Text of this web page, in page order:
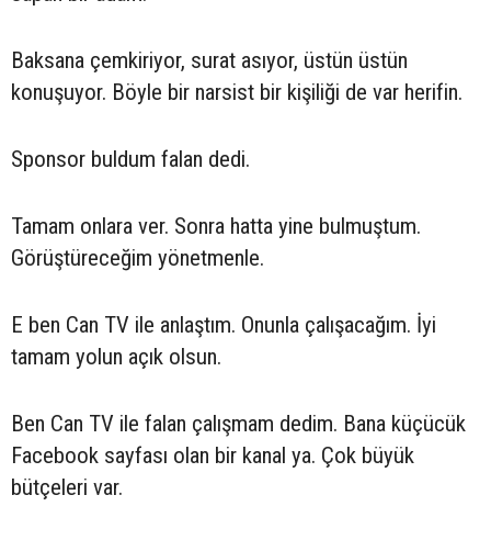
Baksana çemkiriyor, surat asıyor, üstün üstün
konuşuyor. Böyle bir narsist bir kişiliği de var herifin.
Sponsor buldum falan dedi.
Tamam onlara ver. Sonra hatta yine bulmuştum.
Görüştüreceğim yönetmenle.
E ben Can TV ile anlaştım. Onunla çalışacağım. İyi
tamam yolun açık olsun.
Ben Can TV ile falan çalışmam dedim. Bana küçücük
Facebook sayfası olan bir kanal ya. Çok büyük
bütçeleri var.